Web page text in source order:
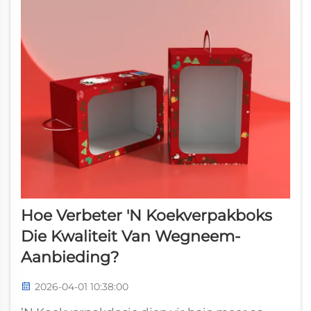
Hoe Verbeter 'n Koekverpakboks
Die Kwaliteit Van Wegneem-
Aanbieding?
2026-04-01 10:38:00